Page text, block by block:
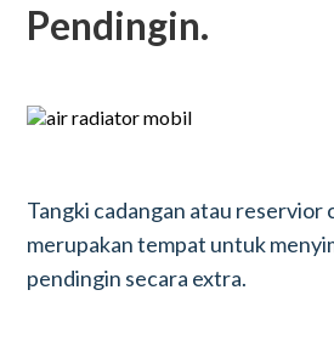
Pendingin.
Tangki cadangan atau reservior
merupakan tempat untuk
pendingin secara extra.